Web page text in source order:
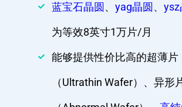
蓝宝石晶圆 、 yag晶圆 、 ysz
为等效8英寸1万片/月
能够提供性价比高的超薄片
（Ultrathin Wafer）、异形